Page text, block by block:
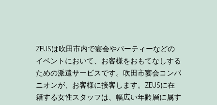
ZEUSは吹田市内で宴会やパーティーなどの
イベントにおいて、お客様をおもてなしする
ための派遣サービスです。吹田市宴会コンパ
ニオンが、お客様に接客します。ZEUSに在
籍する女性スタッフは、幅広い年齢層に属す